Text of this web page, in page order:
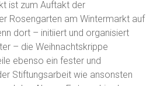
ist zum Auftakt der
Rosengarten am Wintermarkt auf
dort – initiiert und organisiert
– die Weihnachtskrippe
ebenso ein fester und
Stiftungsarbeit wie ansonsten